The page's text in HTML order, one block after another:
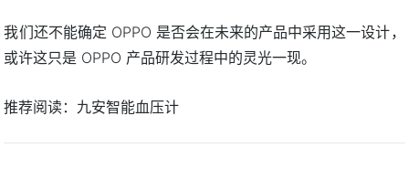
我们还不能确定 OPPO 是否会在未来的产品中采用这一设计，
或许这只是 OPPO 产品研发过程中的灵光一现。
推荐阅读： 九安智能血压计